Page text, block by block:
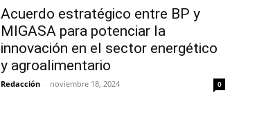
Acuerdo estratégico entre BP y
MIGASA para potenciar la
innovación en el sector energético
y agroalimentario
Redacción - noviembre 18, 2024 0